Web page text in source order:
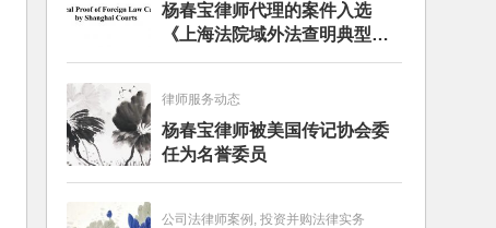
杨春宝律师代理的案件入选
《上海法院域外法查明典型案
例》
律师服务动态
杨春宝律师被美国传记协会委
任为名誉委员
公司法律师案例, 投资并购法律实务